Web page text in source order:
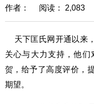
作者： 阅读：
天下匡氏网开通以来
关心与大力支持，他
贺，给予了高度评价，
期望。